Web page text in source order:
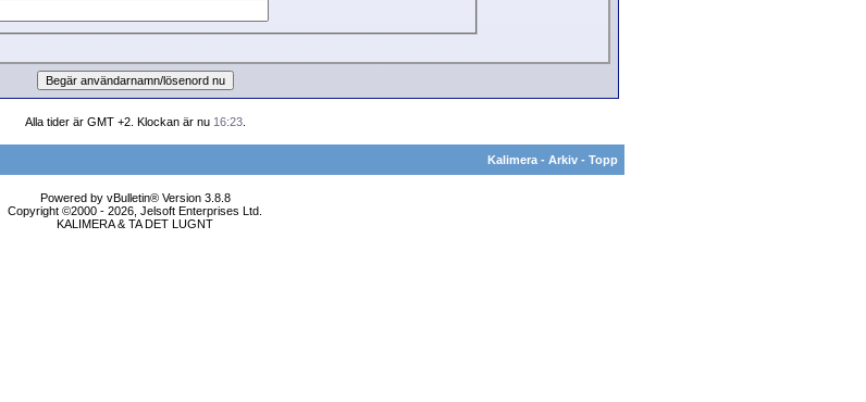
Alla tider är GMT +2. Klockan är nu 16:23.
Kalimera - Arkiv - Topp
Powered by vBulletin® Version 3.8.8
Copyright ©2000 - 2026, Jelsoft Enterprises Ltd.
KALIMERA & TA DET LUGNT